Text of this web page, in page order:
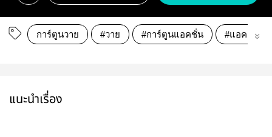
การ์ตูนวาย #วาย #การ์ตูนแอคชั่น #แอคชั่น
แนะนำเรื่อง